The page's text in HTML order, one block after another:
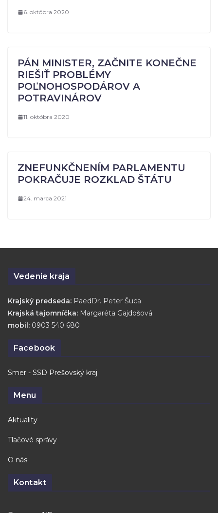
6. októbra 2020
PÁN MINISTER, ZAČNITE KONEČNE
RIEŠIŤ PROBLÉMY
POĽNOHOSPODÁROV A
POTRAVINÁROV
11. októbra 2020
ZNEFUNKČNENÍM PARLAMENTU
POKRAČUJE ROZKLAD ŠTÁTU
24. marca 2021
Vedenie kraja
Krajský predseda: PaedDr. Peter Šuca
Krajská tajomníčka: Margaréta Gajdošová
mobil: 0903 540 680
Facebook
Smer - SSD Prešovský kraj
Menu
Aktuality
Tlačové správy
O nás
Kontakt